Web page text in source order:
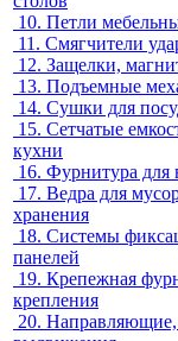
10. Петли
11. Смягчители
12. Защелки,
13. Подъемные
14. Сушки для
15. Сетчатые
кухни
16. Фурнитура для
17. Ведра для
хранения
18. Системы
панелей
19. Крепежная
крепления
20. Направляющие,